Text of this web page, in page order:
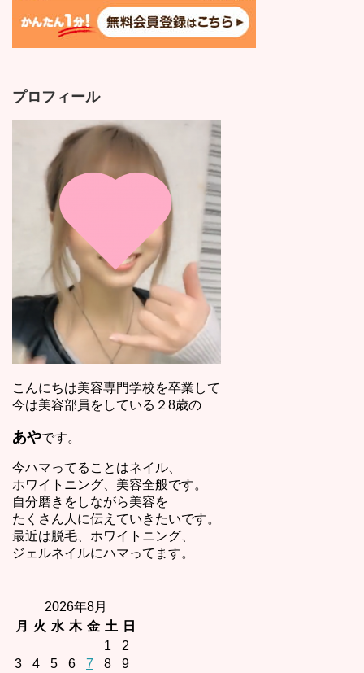
プロフィール
こんにちは美容専門学校を卒業して
今は美容部員をしている２8歳の
あやです。
今ハマってることはネイル、
ホワイトニング、美容全般です。
自分磨きをしながら美容を
たくさん人に伝えていきたいです。
最近は脱毛、ホワイトニング、
ジェルネイルにハマってます。
2026年8月
月
火 水 木 金 土
日
1
2
3
4 5 6 7 8
9